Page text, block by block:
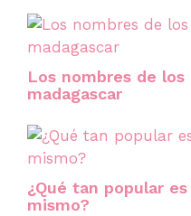
Los nombres de los
madagascar
¿Qué tan popular
mismo?